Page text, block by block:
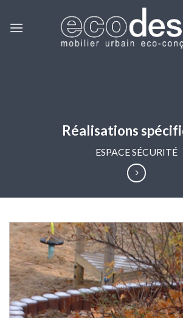
Réalisations
ESPACE SÉCURITÉ